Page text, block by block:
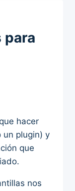
para
hacer
un plugin) y
que
nos